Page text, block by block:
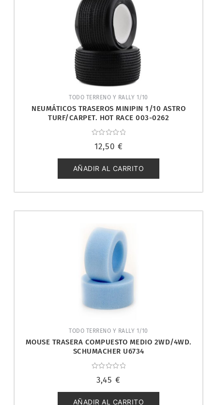
TODO TERRENO Y RALLY 1/10
NEUMÁTICOS TRASEROS MINIPIN 1/10 ASTRO
TURF/CARPET. HOT RACE 003-0262
con
de
5
12,50 €
AÑADIR AL CARRITO
TODO TERRENO Y RALLY 1/10
MOUSE TRASERA COMPUESTO MEDIO 2WD/4WD.
SCHUMACHER U6734
con
de
5
3,45 €
AÑADIR AL CARRITO